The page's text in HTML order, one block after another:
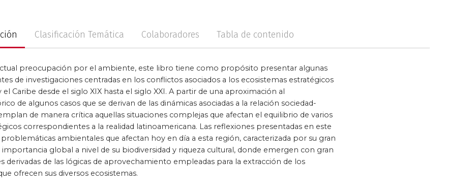
Posconflicto Psicología
preocupación por el ambiente, este libro tiene como propósito presentar algunas
de investigaciones centradas en los conflictos asociados a los ecosistemas estratégicos
Caribe desde el siglo XIX hasta el siglo XXI. A partir de una aproximación al
de algunos casos que se derivan de las dinámicas asociadas a la relación sociedad-
de manera crítica aquellas situaciones complejas que afectan el equilibrio de varios
correspondientes a la realidad latinoamericana. Las reflexiones presentadas en este
problemáticas ambientales que afectan hoy en día a esta región, caracterizada por su gran
global a nivel de su biodiversidad y riqueza cultural, donde emergen con gran
derivadas de las lógicas de aprovechamiento empleadas para la extracción de los
ofrecen sus diversos ecosistemas.
Clasificación Temática Colaboradores Tabla de contenido